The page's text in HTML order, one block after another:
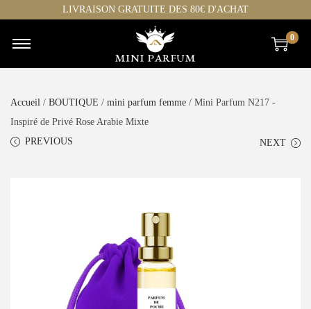
LIVRAISON GRATUITE DES 80€ D'ACHAT
0
Accueil / BOUTIQUE / mini parfum femme / Mini Parfum N217 -
Inspiré de Privé Rose Arabie Mixte
PREVIOUS
NEXT